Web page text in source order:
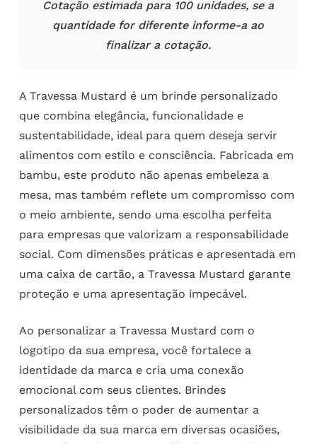
Cotação estimada para 100 unidades, se a
quantidade for diferente informe-a ao
finalizar a cotação.
A Travessa Mustard é um brinde personalizado
que combina elegância, funcionalidade e
sustentabilidade, ideal para quem deseja servir
alimentos com estilo e consciência. Fabricada em
bambu, este produto não apenas embeleza a
mesa, mas também reflete um compromisso com
o meio ambiente, sendo uma escolha perfeita
para empresas que valorizam a responsabilidade
social. Com dimensões práticas e apresentada em
uma caixa de cartão, a Travessa Mustard garante
proteção e uma apresentação impecável.
Ao personalizar a Travessa Mustard com o
logotipo da sua empresa, você fortalece a
identidade da marca e cria uma conexão
emocional com seus clientes. Brindes
personalizados têm o poder de aumentar a
visibilidade da sua marca em diversas ocasiões,